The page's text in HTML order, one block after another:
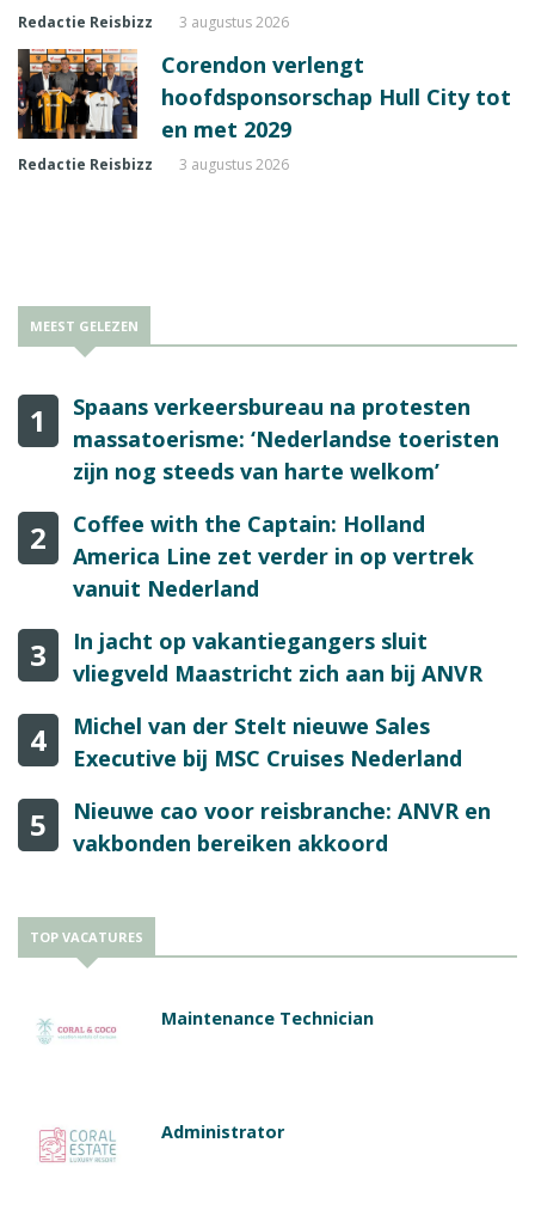
Redactie Reisbizz 3 augustus 2026
Corendon verlengt
hoofdsponsorschap Hull City tot
en met 2029
Redactie Reisbizz 3 augustus 2026
MEEST GELEZEN
1
Spaans verkeersbureau na protesten
massatoerisme: ‘Nederlandse toeristen
zijn nog steeds van harte welkom’
2
Coffee with the Captain: Holland
America Line zet verder in op vertrek
vanuit Nederland
3
In jacht op vakantiegangers sluit
vliegveld Maastricht zich aan bij ANVR
4
Michel van der Stelt nieuwe Sales
Executive bij MSC Cruises Nederland
5
Nieuwe cao voor reisbranche: ANVR en
vakbonden bereiken akkoord
TOP VACATURES
Maintenance Technician
Administrator